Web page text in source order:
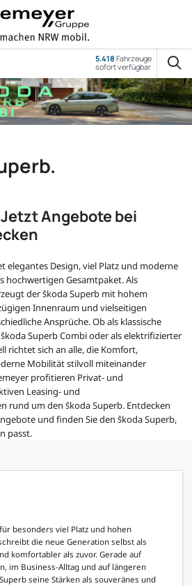
5.418 Fahrzeuge
sofort verfügbar
Angebote bei
elegantes Design, viel Platz und moderne
hochwertigen Gesamtpaket. Als
der Škoda Superb mit hohem
Innenraum und vielseitigen
Ansprüche. Ob als klassische
Superb Combi oder als elektrifizierter
richtet sich an alle, die Komfort,
Mobilität stilvoll miteinander
profitieren Privat- und
Leasing- und
rund um den Škoda Superb. Entdecken
und finden Sie den Škoda Superb,
passt.
besonders viel Platz und hohen
die neue Generation selbst als
komfortabler als zuvor. Gerade auf
im Business-Alltag und auf längeren
seine Stärken als souveränes und